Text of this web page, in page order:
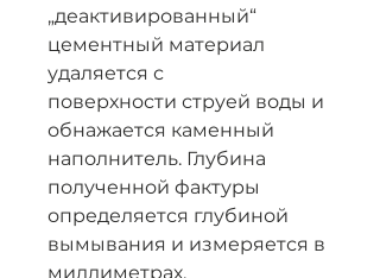
„деактивированный“
цементный материал
удаляется с
поверхности струей воды и
обнажается каменный
наполнитель. Глубина
полученной фактуры
определяется глубиной
вымывания и измеряется в
миллиметрах.